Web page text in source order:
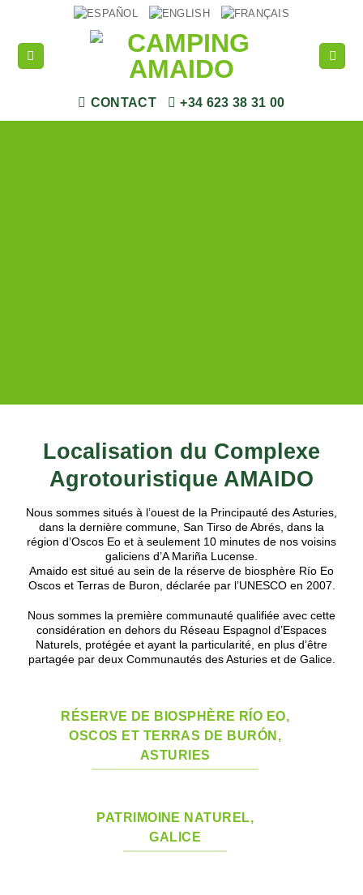
contenu
CONTACT +34 623 38 31 00
Localisation du Complexe
Agrotouristique AMAIDO
Nous sommes situés à l’ouest de la Principauté des Asturies,
dans la dernière commune, San Tirso de Abrés, dans la
région d’Oscos Eo et à seulement 10 minutes de nos voisins
galiciens d’A Mariña Lucense.
Amaido est situé au sein de la réserve de biosphère Río Eo
Oscos et Terras de Buron, déclarée par l’UNESCO en 2007.
Nous sommes la première communauté qualifiée avec cette
considération en dehors du Réseau Espagnol d’Espaces
Naturels, protégée et ayant la particularité, en plus d’être
partagée par deux Communautés des Asturies et de Galice.
RÉSERVE DE BIOSPHÈRE RÍO EO,
OSCOS ET TERRAS DE BURÓN,
ASTURIES
PATRIMOINE NATUREL,
GALICE